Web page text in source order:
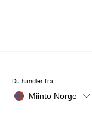
Du handler fra
Miinto Norge